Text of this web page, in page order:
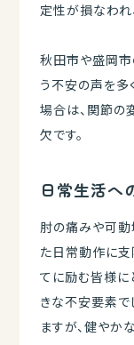
定性が損なわれ
秋田市や盛岡市
う不安の声を多
場合は、関節の
欠です。
日常生活へ
肘の痛みや可動
た日常動作に支
てに励む皆様に
きな不安要素で
ますが、健やか